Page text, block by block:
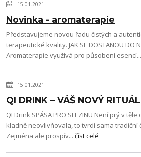
15.01.2021
Novinka - aromaterapie
Představujeme novou řadu čistých a
terapeutické kvality. JAK SE DOSTANOU DO
Aromaterapie využívá pro působení
15.01.2021
QI DRINK – VÁŠ NOVÝ RITUÁL
QI Drink SPÁSA PRO SLEZINU Není prý v
kladně neovlivňovala, to tvrdí sama tradiční
Zejména ale prospív...číst celé